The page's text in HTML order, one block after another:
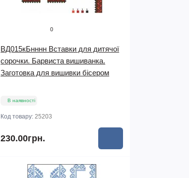
0
ВД015кБнннн Вставки для дитячої
сорочки. Барвиста вишиванка.
Заготовка для вишивки бісером
В наявності
Код товару:25203
230.00грн.